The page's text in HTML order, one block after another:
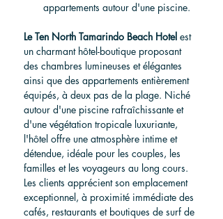
appartements autour d'une piscine.
Le Ten North Tamarindo Beach Hotel est
un charmant hôtel-boutique proposant
des chambres lumineuses et élégantes
ainsi que des appartements entièrement
équipés, à deux pas de la plage. Niché
autour d'une piscine rafraîchissante et
d'une végétation tropicale luxuriante,
l'hôtel offre une atmosphère intime et
détendue, idéale pour les couples, les
familles et les voyageurs au long cours.
Les clients apprécient son emplacement
exceptionnel, à proximité immédiate des
cafés, restaurants et boutiques de surf de